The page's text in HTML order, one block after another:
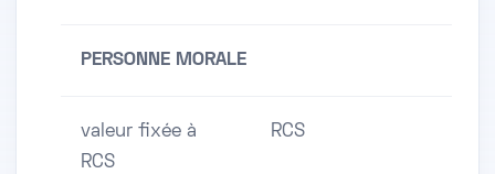
PERSONNE MORALE
valeur fixée à
RCS
RCS